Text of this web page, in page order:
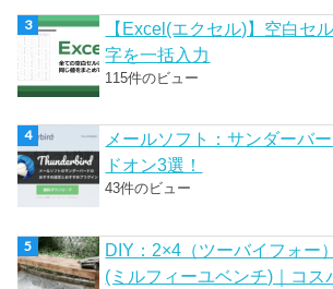
【Excel(エクセル)】空白セ
字を一括入力
115件のビュー
メールソフト：サンダーバ
ドオン3選！
43件のビュー
DIY：2×4（ツーバイフォー
(ミルフィーユベンチ)｜コス